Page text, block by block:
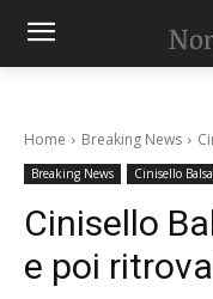
Home Breaking News
Breaking News Cinisello
Cinisello
e poi